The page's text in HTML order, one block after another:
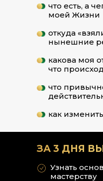
что есть, а
моей Жизни
откуда
нынешние
какова моя
что
что
как
Узнать
мастерству
ЗА 3 ДНЯ